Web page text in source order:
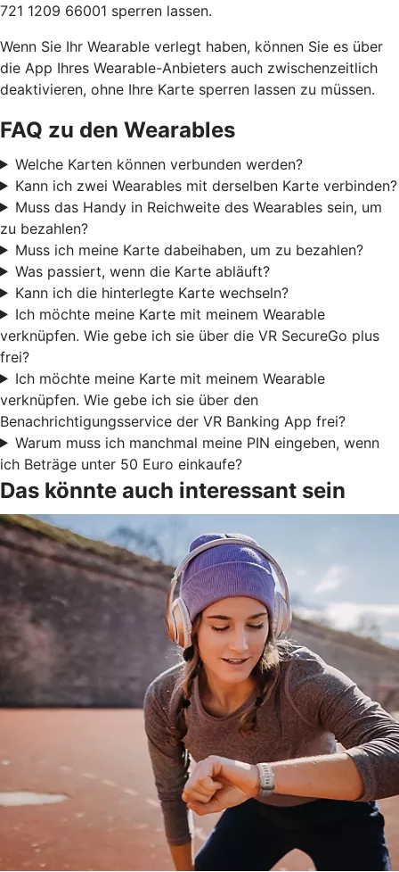
721 1209 66001 sperren lassen.
Wenn Sie Ihr Wearable verlegt haben, können Sie es über
die App Ihres Wearable-Anbieters auch zwischenzeitlich
deaktivieren, ohne Ihre Karte sperren lassen zu müssen.
FAQ zu den Wearables
Welche Karten können verbunden werden?
Kann ich zwei Wearables mit derselben Karte verbinden?
Muss das Handy in Reichweite des Wearables sein, um
zu bezahlen?
Muss ich meine Karte dabeihaben, um zu bezahlen?
Was passiert, wenn die Karte abläuft?
Kann ich die hinterlegte Karte wechseln?
Ich möchte meine Karte mit meinem Wearable
verknüpfen. Wie gebe ich sie über die VR SecureGo plus
frei?
Ich möchte meine Karte mit meinem Wearable
verknüpfen. Wie gebe ich sie über den
Benachrichtigungsservice der VR Banking App frei?
Warum muss ich manchmal meine PIN eingeben, wenn
ich Beträge unter 50 Euro einkaufe?
Das könnte auch interessant sein